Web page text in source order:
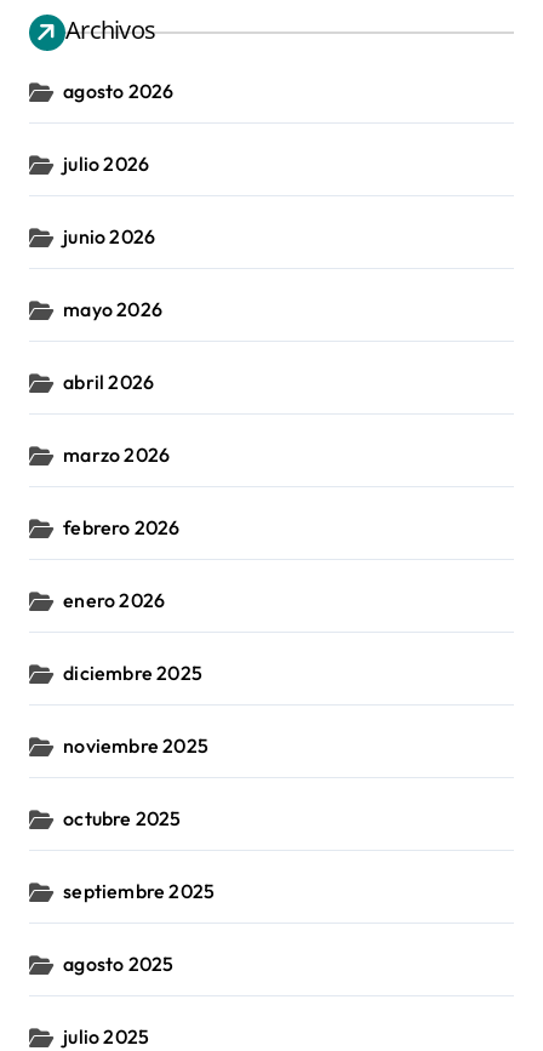
Archivos
agosto 2026
julio 2026
junio 2026
mayo 2026
abril 2026
marzo 2026
febrero 2026
enero 2026
diciembre 2025
noviembre 2025
octubre 2025
septiembre 2025
agosto 2025
julio 2025